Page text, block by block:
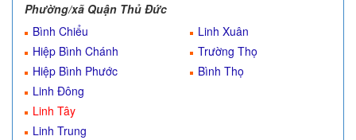
Phường/xã Quận Thủ Đức
Bình Chiểu
Hiệp Bình Chánh
Hiệp Bình Phước
Linh Đông
Linh Tây
Linh Trung
Linh Xuân
Trường Thọ
Bình Thọ